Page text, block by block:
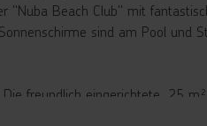
"Nuba Beach Club" mit
sind am Pool und
freundlich eingerichtete, 25